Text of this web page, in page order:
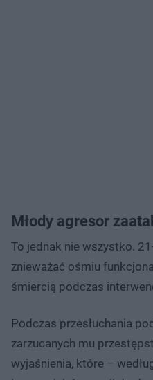
Młody agresor
To jednak nie wszystko.
znieważać ośmiu
śmiercią podczas
Podczas przesłuchania
zarzucanych mu
wyjaśnienia, które –